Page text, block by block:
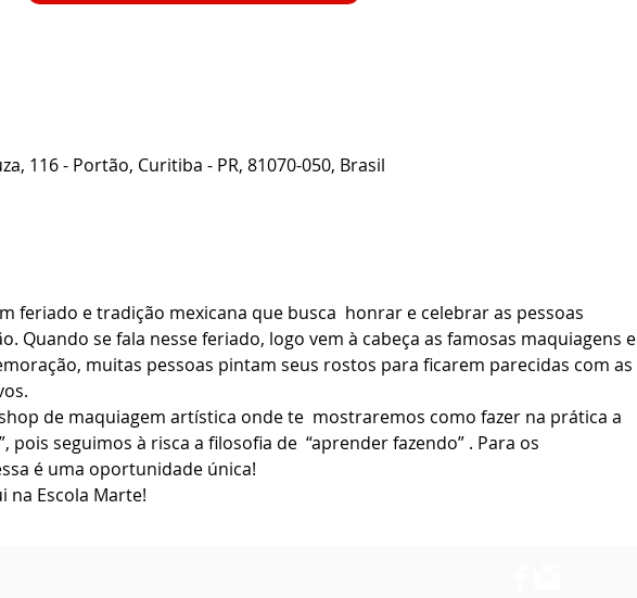
116 - Portão, Curitiba - PR, 81070-050, Brasil
feriado e tradição mexicana que busca  honrar e celebrar as pessoas
Quando se fala nesse feriado, logo vem à cabeça as famosas maquiagens e
muitas pessoas pintam seus rostos para ficarem parecidas com as
de maquiagem artística onde te  mostraremos como fazer na prática a
pois seguimos à risca a filosofia de  “aprender fazendo” . Para os
é uma oportunidade única!
na Escola Marte!